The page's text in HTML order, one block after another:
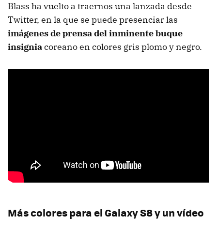
Blass ha vuelto a traernos una lanzada desde
Twitter, en la que se puede presenciar las
imágenes de prensa del inminente buque
insigniacoreano en colores gris plomo y negro.
Más colores para el Galaxy S8 y un vídeo